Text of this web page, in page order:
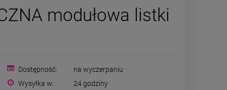
Naszyjnik STAL
CHIRURGICZNA trzy
DO KOSZYKA
modułowa listki
Dostępność:
na wyczerpaniu
Wysyłka w:
24 godziny